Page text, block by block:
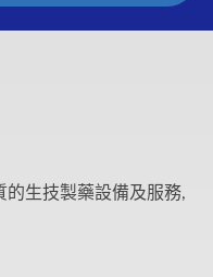
的生技製藥設備及服務,